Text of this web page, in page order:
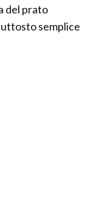
del prato
semplice